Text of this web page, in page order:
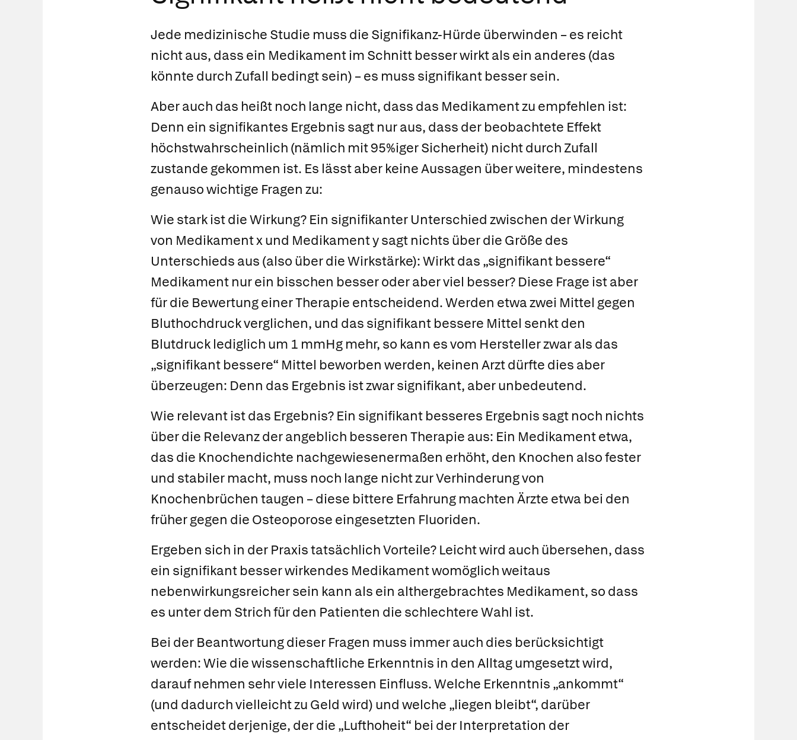
Jede medizinische Studie muss die Signifikanz-Hürde überwinden – es reicht
nicht aus, dass ein Medikament im Schnitt besser wirkt als ein anderes (das
könnte durch Zufall bedingt sein) – es muss signifikant besser sein.
Aber auch das heißt noch lange nicht, dass das Medikament zu empfehlen ist:
Denn ein signifikantes Ergebnis sagt nur aus, dass der beobachtete Effekt
höchstwahrscheinlich (nämlich mit 95%iger Sicherheit) nicht durch Zufall
zustande gekommen ist. Es lässt aber keine Aussagen über weitere, mindestens
genauso wichtige Fragen zu:
Wie stark ist die Wirkung?Ein signifikanter Unterschied zwischen der Wirkung
von Medikament x und Medikament y sagt nichts über die Größe des
Unterschieds aus (also über die Wirkstärke): Wirkt das „signifikant bessere“
Medikament nur ein bisschen besser oder aber viel besser? Diese Frage ist aber
für die Bewertung einer Therapie entscheidend. Werden etwa zwei Mittel gegen
Bluthochdruck verglichen, und das signifikant bessere Mittel senkt den
Blutdruck lediglich um 1 mmHg mehr, so kann es vom Hersteller zwar als das
„signifikant bessere“ Mittel beworben werden, keinen Arzt dürfte dies aber
überzeugen: Denn das Ergebnis ist zwar signifikant, aber unbedeutend.
Wie relevant ist das Ergebnis?Ein signifikant besseres Ergebnis sagt noch nichts
über die Relevanz der angeblich besseren Therapie aus: Ein Medikament etwa,
das die Knochendichte nachgewiesenermaßen erhöht, den Knochen also fester
und stabiler macht, muss noch lange nicht zur Verhinderung von
Knochenbrüchen taugen – diese bittere Erfahrung machten Ärzte etwa bei den
früher gegen die Osteoporose eingesetzten Fluoriden.
Ergeben sich in der Praxis tatsächlich Vorteile?Leicht wird auch übersehen, dass
ein signifikant besser wirkendes Medikament womöglich weitaus
nebenwirkungsreicher sein kann als ein althergebrachtes Medikament, so dass
es unter dem Strich für den Patienten die schlechtere Wahl ist.
Bei der Beantwortung dieser Fragen muss immer auch dies berücksichtigt
werden: Wie die wissenschaftliche Erkenntnis in den Alltag umgesetzt wird,
darauf nehmen sehr viele Interessen Einfluss. Welche Erkenntnis „ankommt“
(und dadurch vielleicht zu Geld wird) und welche „liegen bleibt“, darüber
entscheidet derjenige, der die „Lufthoheit“ bei der Interpretation der